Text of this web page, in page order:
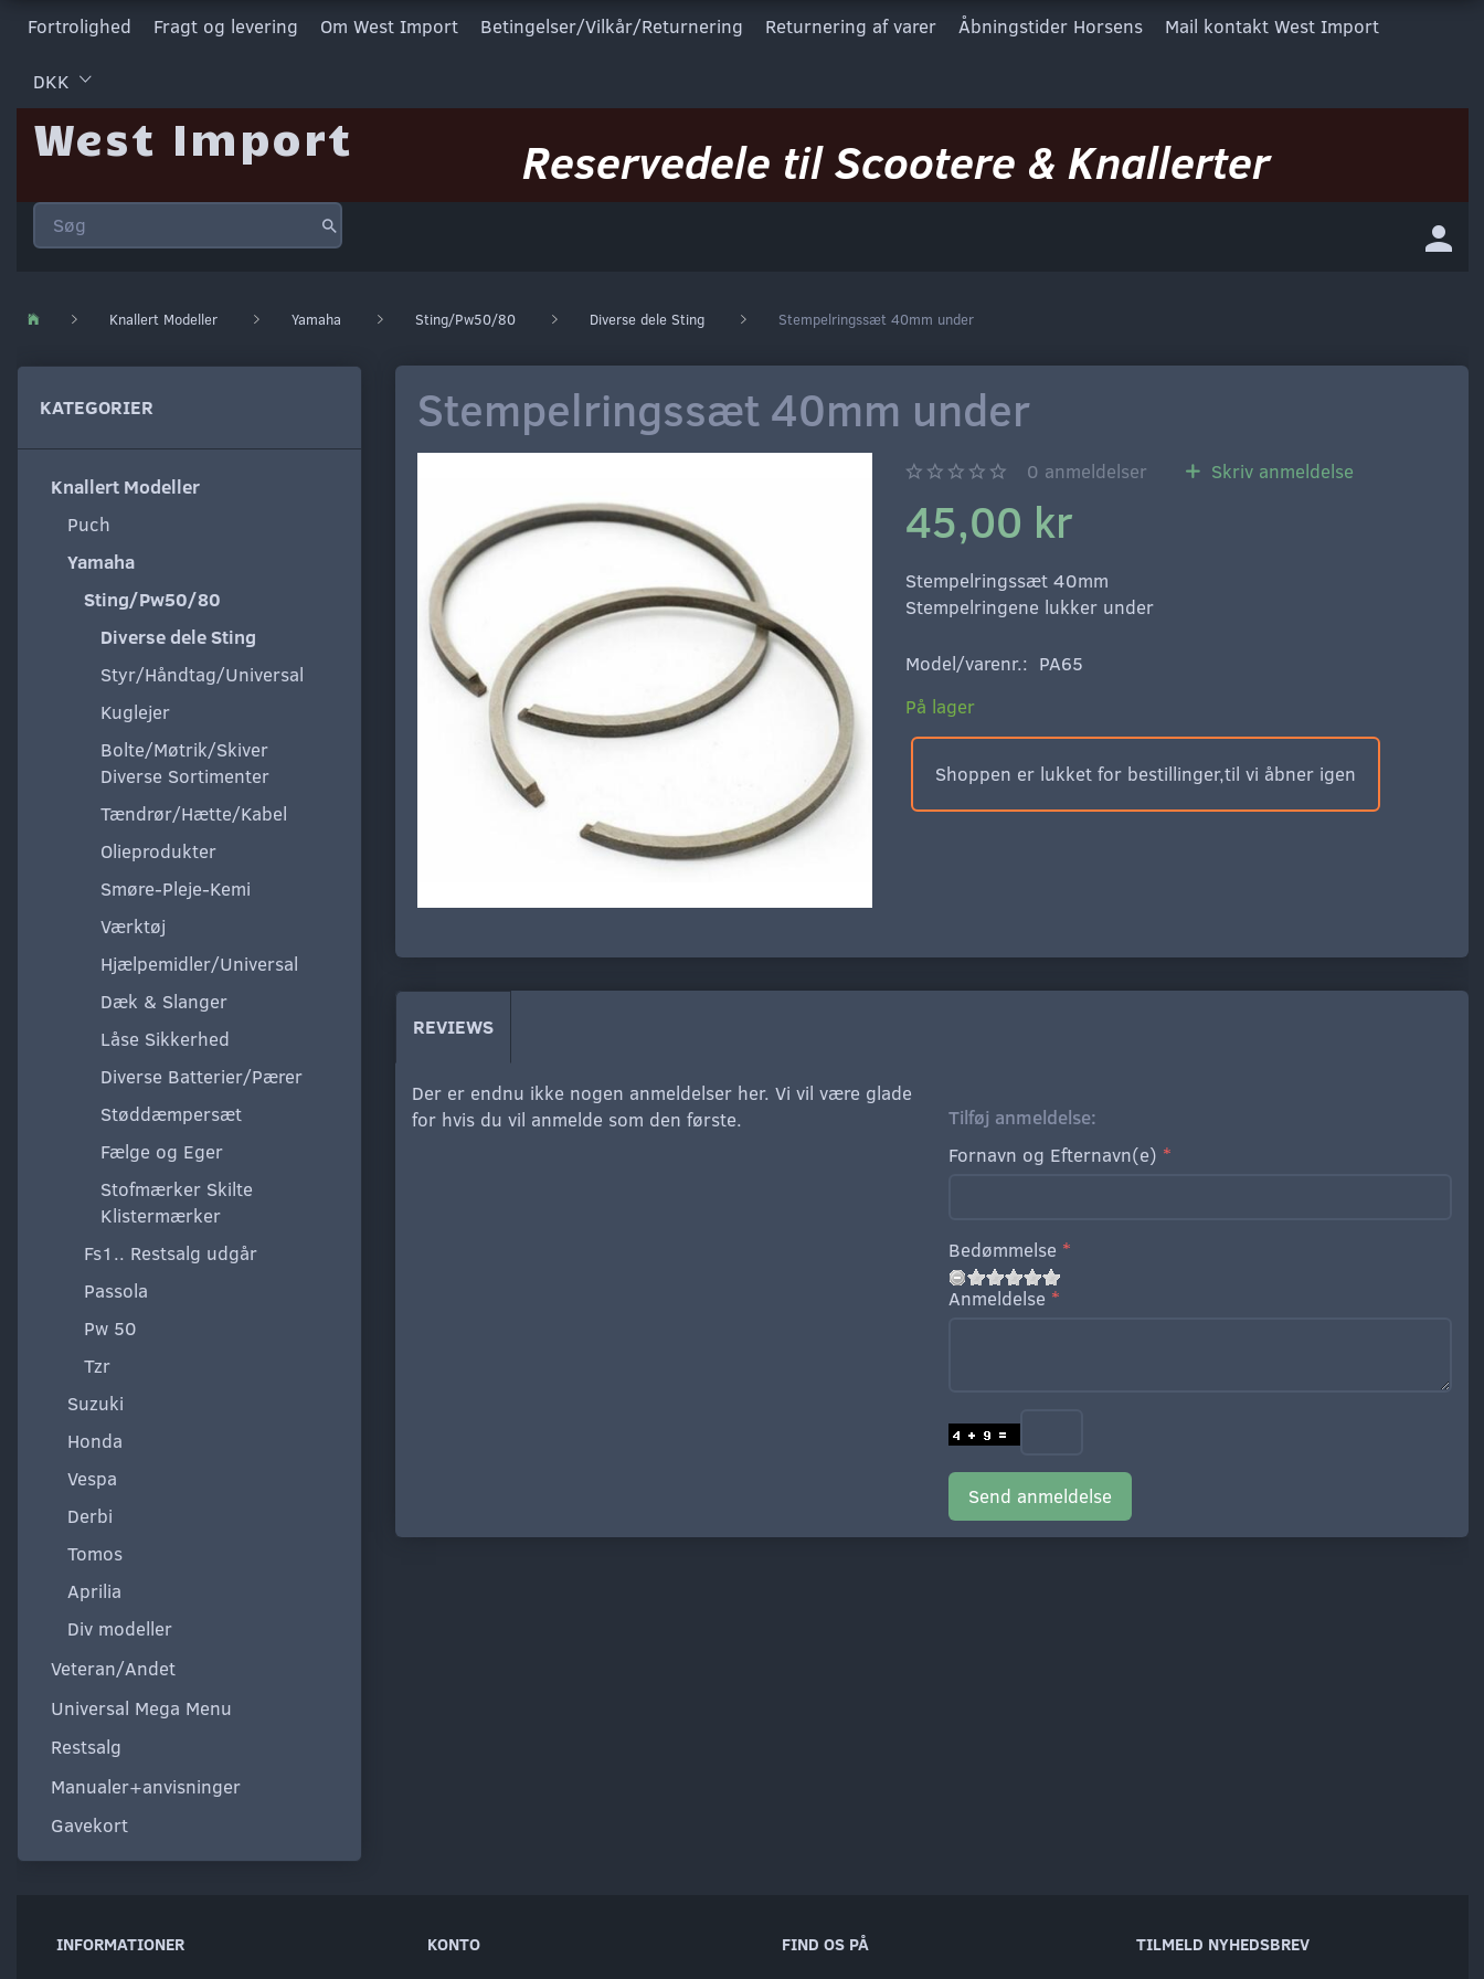
Fortrolighed Fragt og levering Om West Import Betingelser/Vilkår/Returnering Returnering af varer Åbningstider Horsens Mail kontakt West Import
DKK
West Import Reservedele til Scootere & Knallerter
Knallert Modeller Yamaha Sting/Pw50/80 Diverse dele Sting Stempelringssæt 40mm under
KATEGORIER
Knallert Modeller
Puch
Yamaha
Sting/Pw50/80
Diverse dele Sting
Styr/Håndtag/Universal
Kuglejer
Bolte/Møtrik/Skiver
Diverse Sortimenter
Tændrør/Hætte/Kabel
Olieprodukter
Smøre-Pleje-Kemi
Værktøj
Hjælpemidler/Universal
Dæk & Slanger
Låse Sikkerhed
Diverse Batterier/Pærer
Støddæmpersæt
Fælge og Eger
Stofmærker Skilte
Klistermærker
Fs1.. Restsalg udgår
Passola
Pw 50
Tzr
Suzuki
Honda
Vespa
Derbi
Tomos
Aprilia
Div modeller
Veteran/Andet
Universal Mega Menu
Restsalg
Manualer+anvisninger
Gavekort
Stempelringssæt 40mm under
0 anmeldelser Skriv anmeldelse
45,00 kr
Stempelringssæt 40mm
Stempelringene lukker under
Model/varenr.: PA65
På lager
Shoppen er lukket for bestillinger,til vi åbner igen
REVIEWS
Der er endnu ikke nogen anmeldelser her. Vi vil være glade
for hvis du vil anmelde som den første.
Tilføj anmeldelse:
Fornavn og Efternavn(e)
Bedømmelse
Anmeldelse
Send anmeldelse
INFORMATIONER KONTO FIND OS PÅ TILMELD NYHEDSBREV